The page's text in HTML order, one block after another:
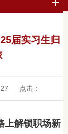
届实习生归
点击：
上解锁职场新